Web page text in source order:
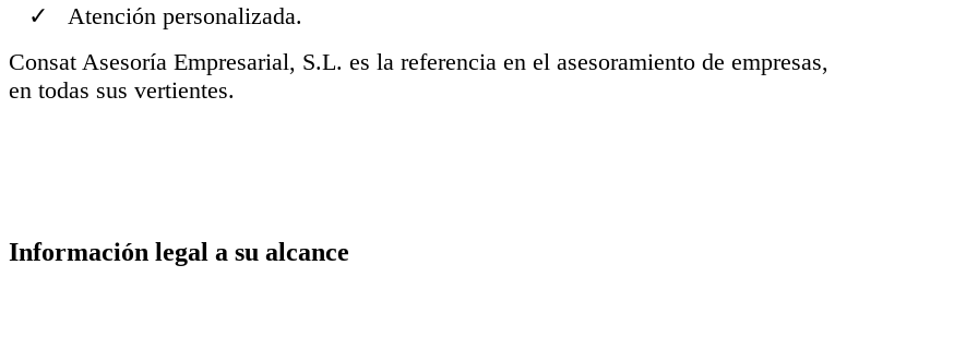
✓ Atención personalizada.
Consat Asesoría Empresarial, S.L. es la referencia en el asesoramiento de empresas,
en todas sus vertientes.
Información legal a su alcance